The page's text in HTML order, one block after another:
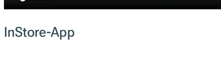
InStore-App